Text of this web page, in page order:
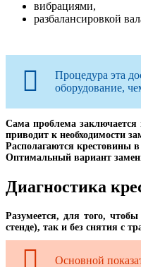
вибрациями,
разбалансировкой
Процедура эта
оборудование,
Сама проблема заключается
приводит к необходимости
Располагаются крестовины
Оптимальный вариант
Диагностика
Разумеется, для того,
стенде), так и без снятия с
Основной